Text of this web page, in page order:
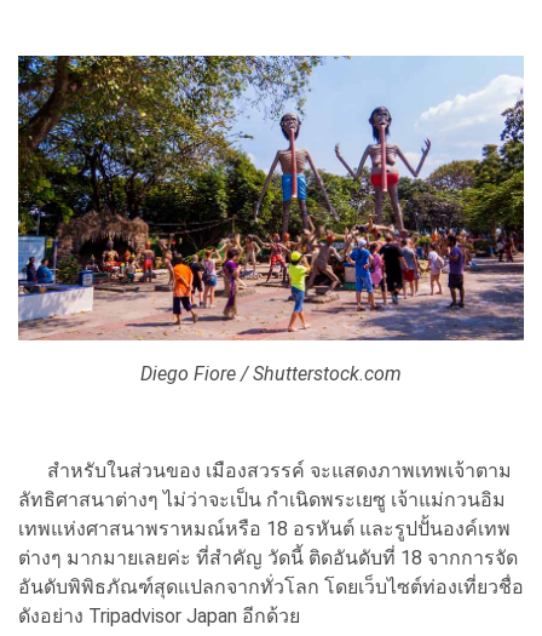
Diego Fiore / Shutterstock.com
สำหรับในส่วนของ เมืองสวรรค์ จะแสดงภาพเทพเจ้าตาม
ลัทธิศาสนาต่างๆ ไม่ว่าจะเป็น กำเนิดพระเยซู เจ้าแม่กวนอิม
เทพแห่งศาสนาพราหมณ์หรือ 18 อรหันต์ และรูปปั้นองค์เทพ
ต่างๆ มากมายเลยค่ะ ที่สำคัญ วัดนี้ ติดอันดับที่ 18 จากการจัด
อันดับพิพิธภัณฑ์สุดแปลกจากทั่วโลก โดยเว็บไซต์ท่องเที่ยวชื่อ
ดังอย่าง Tripadvisor Japan อีกด้วย